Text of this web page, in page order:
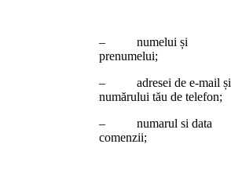
– numelui și
prenumelui;
– adresei de e-mail și
numărului tău de telefon;
– numarul si data
comenzii;